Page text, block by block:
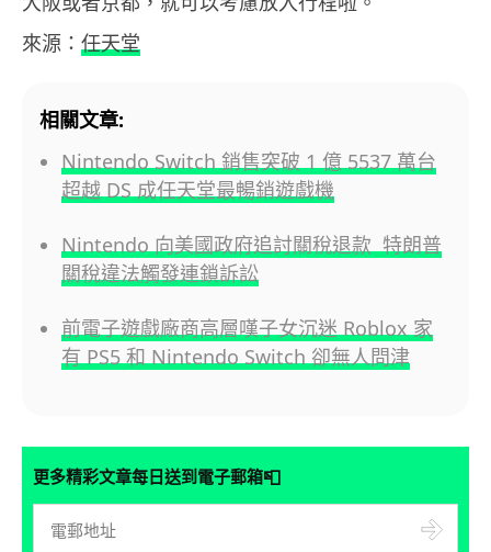
來源： 任天堂
相關文章:
Nintendo Switch 銷售突破 1 億 5537 萬台
超越 DS 成任天堂最暢銷遊戲機
Nintendo 向美國政府追討關稅退款 特朗普
關稅違法觸發連鎖訴訟
前電子遊戲廠商高層嘆子女沉迷 Roblox 家
有 PS5 和 Nintendo Switch 卻無人問津
更多精彩文章每日送到電子郵箱📮